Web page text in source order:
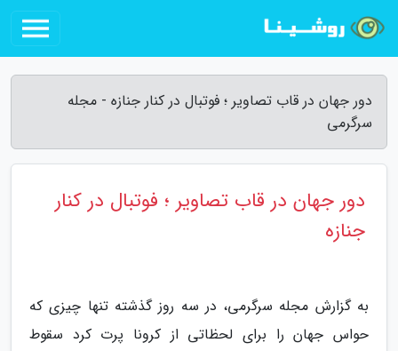
دور جهان در قاب تصاویر ؛ فوتبال در کنار جنازه - مجله
سرگرمی
دور جهان در قاب تصاویر ؛ فوتبال در کنار
جنازه
به گزارش مجله سرگرمی، در سه روز گذشته تنها چیزی که
حواس جهان را برای لحظاتی از کرونا پرت کرد سقوط